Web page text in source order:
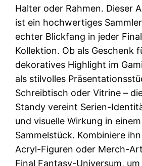
Halter oder Rahmen. Dieser
ist ein hochwertiges
echter Blickfang in jeder
Kollektion. Ob als Geschenk
dekoratives Highlight im
als stilvolles
Schreibtisch oder Vitrine –
Standy vereint Serien-
und visuelle Wirkung in
Sammelstück. Kombiniere
Acryl-Figuren oder Merch-
Final Fantasy-Universum,